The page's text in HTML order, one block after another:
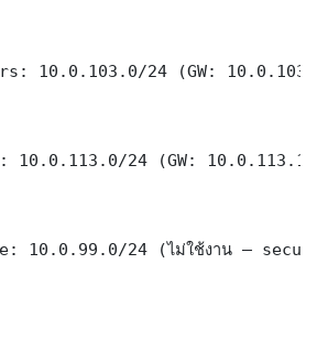
10.0.103.0/24 (GW:
10.0.113.0/24 (GW: 10.0.113.1)
10.0.99.0/24 (ไม่ใช้งาน —